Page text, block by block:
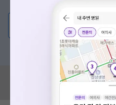
💬 무엇이든 물어보세요
혹은, 의료상담 서비스
혹시 잘못된 병원정보가 있나